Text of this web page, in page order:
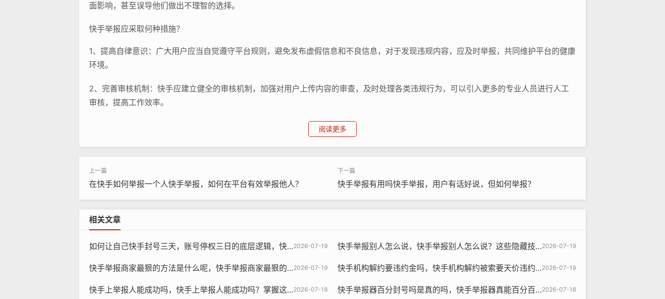
面影响，甚至误导他们做出不理智的选择。
快手举报应采取何种措施？
1、提高自律意识：广大用户应当自觉遵守平台规则，避免发布虚假信息和不良信息，对于发现违规内容，应及时举报，共同维护平台的健康
环境。
2、完善审核机制：快手应建立健全的审核机制，加强对用户上传内容的审查，及时处理各类违规行为，可以引入更多的专业人员进行人工
审核，提高工作效率。
3、加强教育宣传：快手可以通过定期举办活动或在线课程，向用户普及短视频相关法律法规，提升他们的法律意识和自我保护能力。
如何维护快手的良好生态？
1、鼓励用户创作有价值内容：快手应该鼓励用户创作高质量、有价值的内容，而不是过度追求流量和点赞量，这样不仅可以提升平台的吸引
力，也可以促进社会文化的多元化发展。
围。
快手作为一款流行的应用程序，其健康发展离不开广大用户的参与和支持，我们应该共同努力，构建一个健康、有序的短视频生态系统，我
阅读更多
在快手如何举报一个人快手举报，如何在平台有效举报他人？ 快手举报有用吗快手举报，用户有话好说，但如何举报？
相关文章
2026-07-19
如何让自己快手封号三天，账号停权三日的底层逻辑，快手规则与人工干预的双重路径解析 2026-07-19
快手举报别人怎么说，快手举报别人怎么说？这些隐藏技巧今天全告诉你
2026-07-19
快手举报商家最狠的方法是什么呢，快手举报商家最狠的方法，绝不仅仅是点个投诉而已 2026-07-19
快手机构解约要违约金吗，快手机构解约被索要天价违约金？这几点帮你理清责任边界
2026-07-18
快手上举报人能成功吗，快手上举报人能成功吗？掌握这些关键点，成功率才会更高 2026-07-18
快手举报器百分封号吗是真的吗，快手举报器真能百分百封号？揭秘背后的真相与专业维权之道